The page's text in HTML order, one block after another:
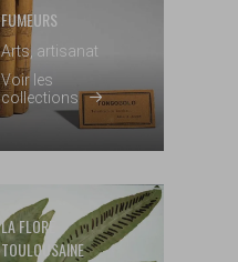
FUMEURS
Arts, artisanat
Voir les
collections
LA FLORE
TOULOUSAINE